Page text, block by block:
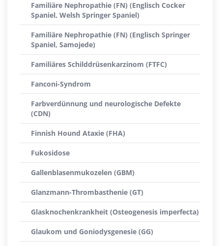
Familiäre Nephropathie (FN) (Englisch Cocker
Spaniel, Welsh Springer Spaniel)
Familiäre Nephropathie (FN) (Englisch Springer
Spaniel, Samojede)
Familiäres Schilddrüsenkarzinom (FTFC)
Fanconi-Syndrom
Farbverdünnung und neurologische Defekte
(CDN)
Finnish Hound Ataxie (FHA)
Fukosidose
Gallenblasenmukozelen (GBM)
Glanzmann-Thrombasthenie (GT)
Glasknochenkrankheit (Osteogenesis imperfecta)
Glaukom und Goniodysgenesie (GG)